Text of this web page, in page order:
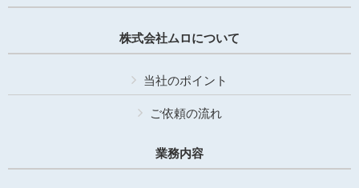
株式会社ムロについて
当社のポイント
ご依頼の流れ
業務内容